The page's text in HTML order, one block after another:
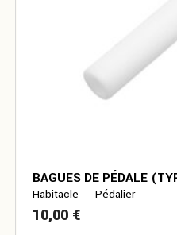
BAGUES DE PÉDALE
Habitacle Pédalier
10,00 €